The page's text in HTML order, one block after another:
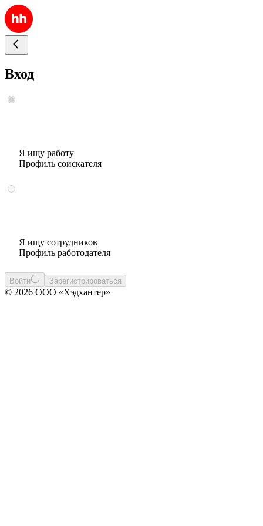
Вход
Я ищу работу
Профиль соискателя
Я ищу сотрудников
Профиль работодателя
Войти Зарегистрироваться
© 2026 ООО «Хэдхантер»